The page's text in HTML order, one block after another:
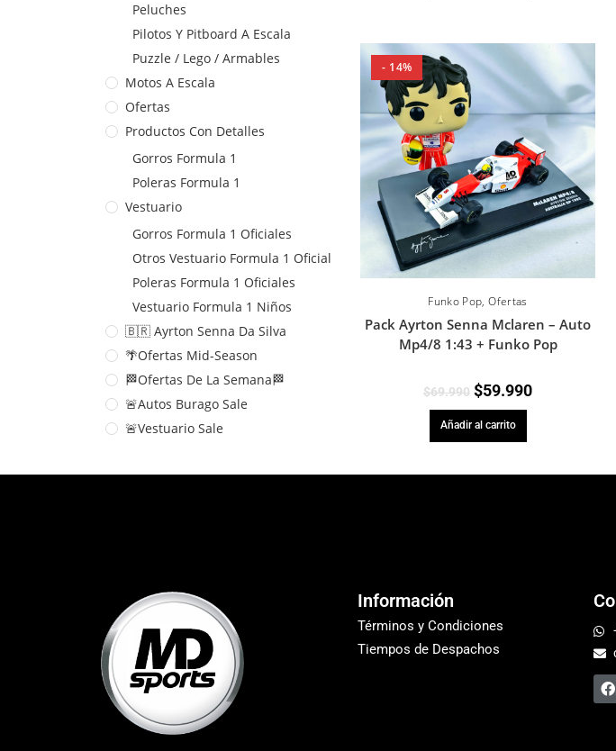
Peluches
Pilotos Y Pitboard A Escala
Puzzle / Lego / Armables
Motos A Escala
Ofertas
Productos Con Detalles
Gorros Formula 1
Poleras Formula 1
Vestuario
Gorros Formula 1 Oficiales
Otros Vestuario Formula 1 Oficial
Poleras Formula 1 Oficiales
Vestuario Formula 1 Niños
🇧🇷 Ayrton Senna Da Silva
🌴Ofertas Mid-Season
🏁Ofertas De La Semana🏁
🚨Autos Burago Sale
🚨Vestuario Sale
- 14%
Funko Pop,Ofertas
Pack Ayrton Senna Mclaren – Auto
Mp4/8 1:43 + Funko Pop
$69.990 $59.990
Añadir al carrito
Información
Términos y Condiciones
Tiempos de Despachos